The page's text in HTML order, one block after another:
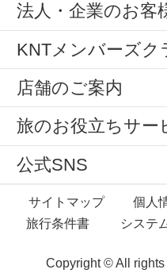
法人・企業のお客
KNTメンバーズク
店舗のご案内
旅のお役立ちサー
公式SNS
サイトマップ 個人
旅行条件書
システ
Copyright © All